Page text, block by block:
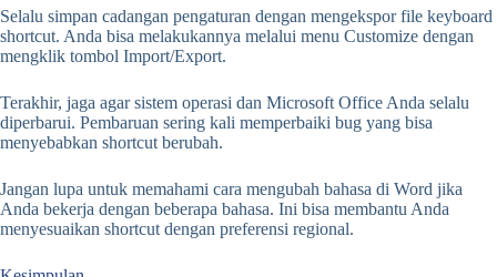
Selalu simpan cadangan pengaturan dengan mengekspor file keyboard
shortcut. Anda bisa melakukannya melalui menu Customize dengan
mengklik tombol Import/Export.
Terakhir, jaga agar sistem operasi dan Microsoft Office Anda selalu
diperbarui. Pembaruan sering kali memperbaiki bug yang bisa
menyebabkan shortcut berubah.
Jangan lupa untuk memahami cara mengubah bahasa di Word jika
Anda bekerja dengan beberapa bahasa. Ini bisa membantu Anda
menyesuaikan shortcut dengan preferensi regional.